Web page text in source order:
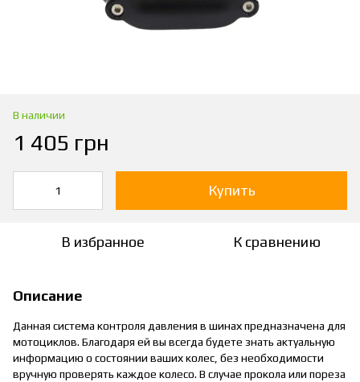
В наличии
1 405 грн
Купить
В избранное К сравнению
Описание
Данная система контроля давления в шинах предназначена для
мотоциклов. Благодаря ей вы всегда будете знать актуальную
информацию о состоянии ваших колес, без необходимости
вручную проверять каждое колесо. В случае прокола или пореза